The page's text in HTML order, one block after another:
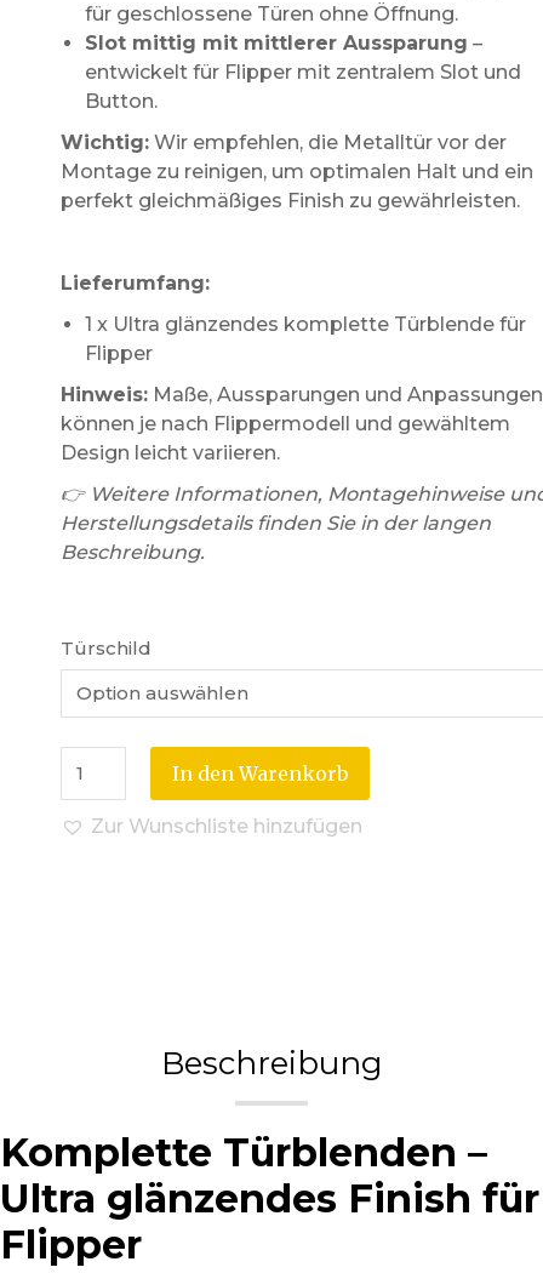
für geschlossene Türen ohne Öffnung.
Slot mittig mit mittlerer Aussparung –
entwickelt für Flipper mit zentralem Slot und
Button.
Wichtig: Wir empfehlen, die Metalltür vor der
Montage zu reinigen, um optimalen Halt und ein
perfekt gleichmäßiges Finish zu gewährleisten.
Lieferumfang:
1 x Ultra glänzendes komplette Türblende für
Flipper
Hinweis: Maße, Aussparungen und Anpassungen
können je nach Flippermodell und gewähltem
Design leicht variieren.
👉 Weitere Informationen, Montagehinweise
Herstellungsdetails finden Sie in der langen
Beschreibung.
Türschild
In den Warenkorb
Zur Wunschliste hinzufügen
Beschreibung
Komplette Türblenden –
Ultra glänzendes Finish für
Flipper